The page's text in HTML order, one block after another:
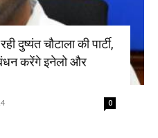
दुष्यंत चौटाला की पार्टी,
करेंगे इनेलो और
0